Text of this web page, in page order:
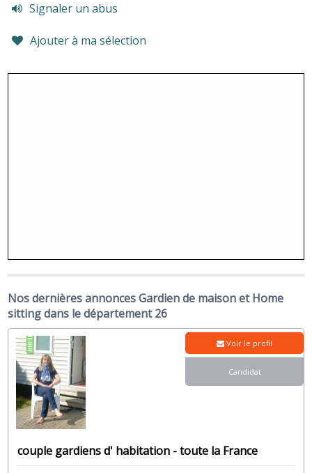
Signaler un abus
Ajouter à ma sélection
Nos dernières annonces Gardien de maison et Home
sitting dans le département 26
couple gardiens d' habitation - toute la France
Voir le profil
Candidat